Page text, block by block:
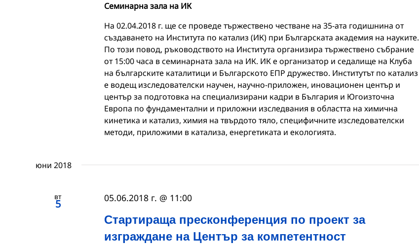
Семинарна зала на ИК
На 02.04.2018 г. ще се проведе тържествено честване на 35-ата годишнина от
създаването на Института по катализ (ИК) при Българската академия на науките.
По този повод, ръководството на Института организира тържествено събрание
от 15:00 часа в семинарната зала на ИК. ИК е организатор и седалище на Клуба
на българските каталитици и Българското ЕПР дружество. Институтът по катализ
е водещ изследователски научен, научно-приложен, иновационен център и
център за подготовка на специализирани кадри в България и Югоизточна
Европа по фундаментални и приложни изследвания в областта на химична
кинетика и катализ, химия на твърдото тяло, специфичните изследователски
методи, приложими в катализа, енергетиката и екологията.
юни 2018
вт
5
Стартираща пресконференция по проект за
изграждане на Център за компетентност
05.06.2018 г. @ 11:00